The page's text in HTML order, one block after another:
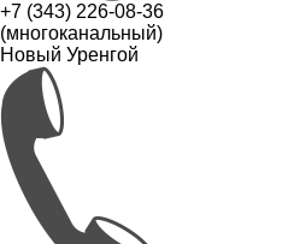
+7 (343) 226-08-36
(многоканальный)
Новый Уренгой